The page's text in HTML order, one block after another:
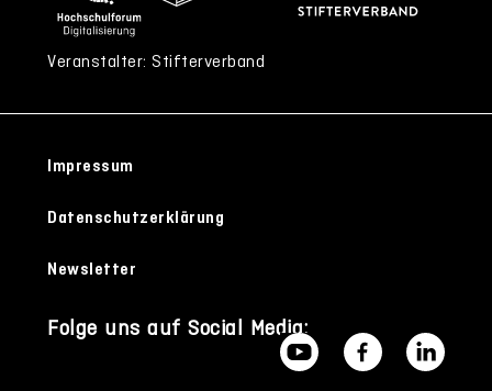
Veranstalter: Stifterverband
Impressum
Datenschutzerklärung
Newsletter
Folge uns auf Social Media: